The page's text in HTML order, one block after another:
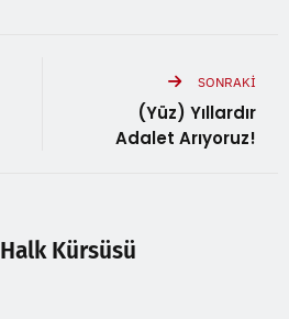
SONRAKI
(Yüz) Yıllardır
Adalet Arıyoruz!
Halk Kürsüsü